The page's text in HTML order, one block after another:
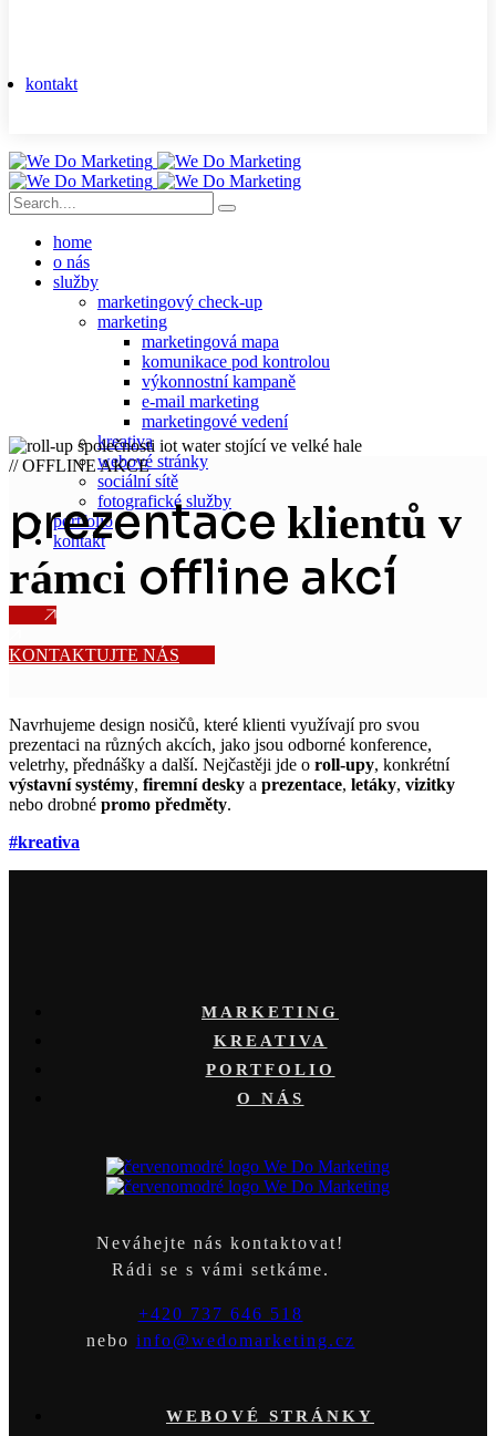
kontakt
home
o nás
služby
marketingový check-up
marketing
marketingová mapa
komunikace pod kontrolou
výkonnostní kampaně
e-mail marketing
marketingové vedení
kreativa
webové stránky
sociální sítě
fotografické služby
portfolio
kontakt
//OFFLINE AKCE
prezentace klientů v
rámci offline akcí
KONTAKTUJTE NÁS
Navrhujeme design nosičů, které klienti využívají pro svou
prezentaci na různých akcích, jako jsou odborné konference,
veletrhy, přednášky a další. Nejčastěji jde o roll-upy, konkrétní
výstavní systémy, firemní desky a prezentace, letáky, vizitky
nebo drobné promo předměty.
#kreativa
MARKETING
KREATIVA
PORTFOLIO
O NÁS
Neváhejte nás kontaktovat!
Rádi se s vámi setkáme.
+420 737 646 518
nebo info@wedomarketing.cz
WEBOVÉ STRÁNKY